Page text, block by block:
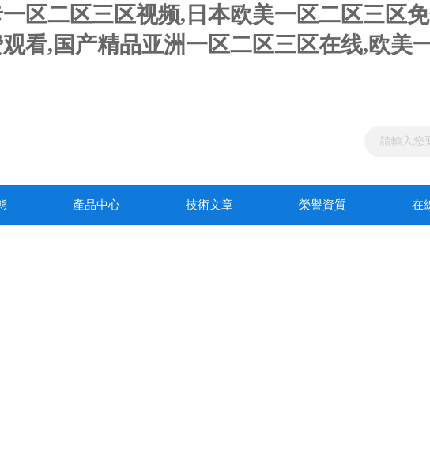
区二区三区视频,日本欧美一区二区三区
看,国产精品亚洲一区二区三区在线,欧美
產品中心 技術文章 榮譽資質 在